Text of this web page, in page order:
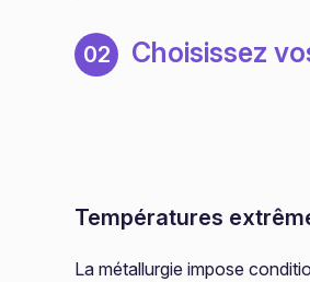
02 Choisissez
Températures
La métallurgie impose